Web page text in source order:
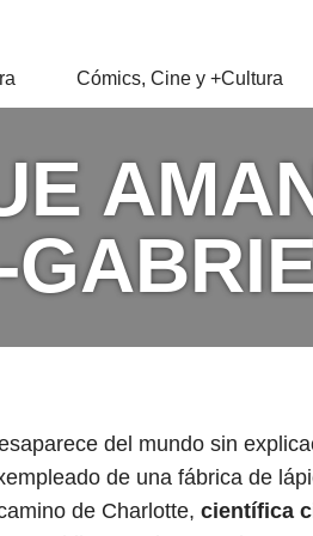
Cómics, Cine y +Cultura
del mundo sin
de una fábrica de
de Charlotte, científica